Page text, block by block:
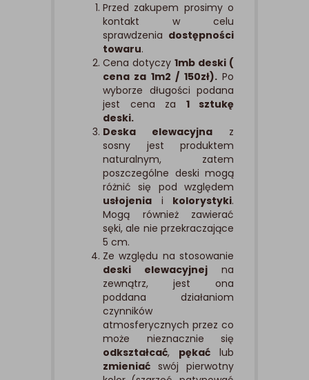
Przed zakupem prosimy o
kontakt w celu
sprawdzenia dostępności
towaru.
Cena dotyczy 1mb deski (
cena za 1m2 / 150zł).Po
wyborze długości podana
jest cena za 1 sztukę
deski.
Deska elewacyjna z
sosny jest produktem
naturalnym, zatem
poszczególne deski mogą
różnić się pod względem
usłojenia i kolorystyki.
Mogą również zawierać
sęki, ale nie przekraczające
5 cm.
Ze względu na stosowanie
deski elewacyjnej na
zewnątrz, jest ona
poddana działaniom
czynników
atmosferycznych przez co
może nieznacznie się
odkształcać, pękać lub
zmieniać swój pierwotny